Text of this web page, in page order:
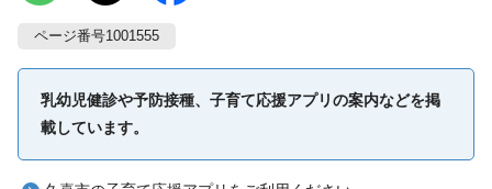
ページ番号1001555
乳幼児健診や予防接種、子育て応援アプリの案内などを掲
載しています。